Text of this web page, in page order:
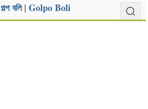
গল্প বলি | Golpo Boli